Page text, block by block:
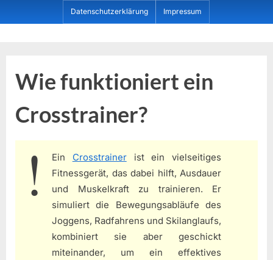
to
Datenschutzerklärung Impressum
Wie funktioniert ein
Crosstrainer?
Ein Crosstrainerist ein vielseitiges
Fitnessgerät, das dabei hilft, Ausdauer
und Muskelkraft zu trainieren. Er
simuliert die Bewegungsabläufe des
Joggens, Radfahrens und Skilanglaufs,
kombiniert sie aber geschickt
miteinander, um ein effektives